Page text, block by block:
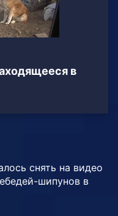
в
снять на видео
шипунов в